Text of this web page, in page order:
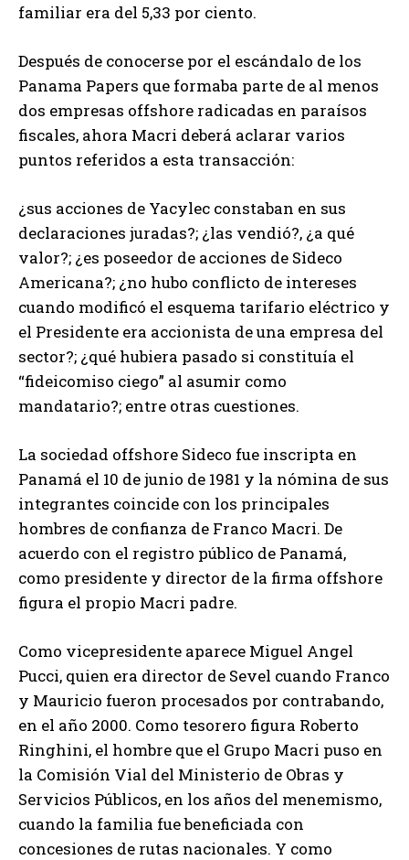
familiar era del 5,33 por ciento.
Después de conocerse por el escándalo de los
Panama Papers que formaba parte de al menos
dos empresas offshore radicadas en paraísos
fiscales, ahora Macri deberá aclarar varios
puntos referidos a esta transacción:
¿sus acciones de Yacylec constaban en sus
declaraciones juradas?; ¿las vendió?, ¿a qué
valor?; ¿es poseedor de acciones de Sideco
Americana?; ¿no hubo conflicto de intereses
cuando modificó el esquema tarifario eléctrico y
el Presidente era accionista de una empresa del
sector?; ¿qué hubiera pasado si constituía el
“fideicomiso ciego” al asumir como
mandatario?; entre otras cuestiones.
La sociedad offshore Sideco fue inscripta en
Panamá el 10 de junio de 1981 y la nómina de sus
integrantes coincide con los principales
hombres de confianza de Franco Macri. De
acuerdo con el registro público de Panamá,
como presidente y director de la firma offshore
figura el propio Macri padre.
Como vicepresidente aparece Miguel Angel
Pucci, quien era director de Sevel cuando Franco
y Mauricio fueron procesados por contrabando,
en el año 2000. Como tesorero figura Roberto
Ringhini, el hombre que el Grupo Macri puso en
la Comisión Vial del Ministerio de Obras y
Servicios Públicos, en los años del menemismo,
cuando la familia fue beneficiada con
concesiones de rutas nacionales. Y como